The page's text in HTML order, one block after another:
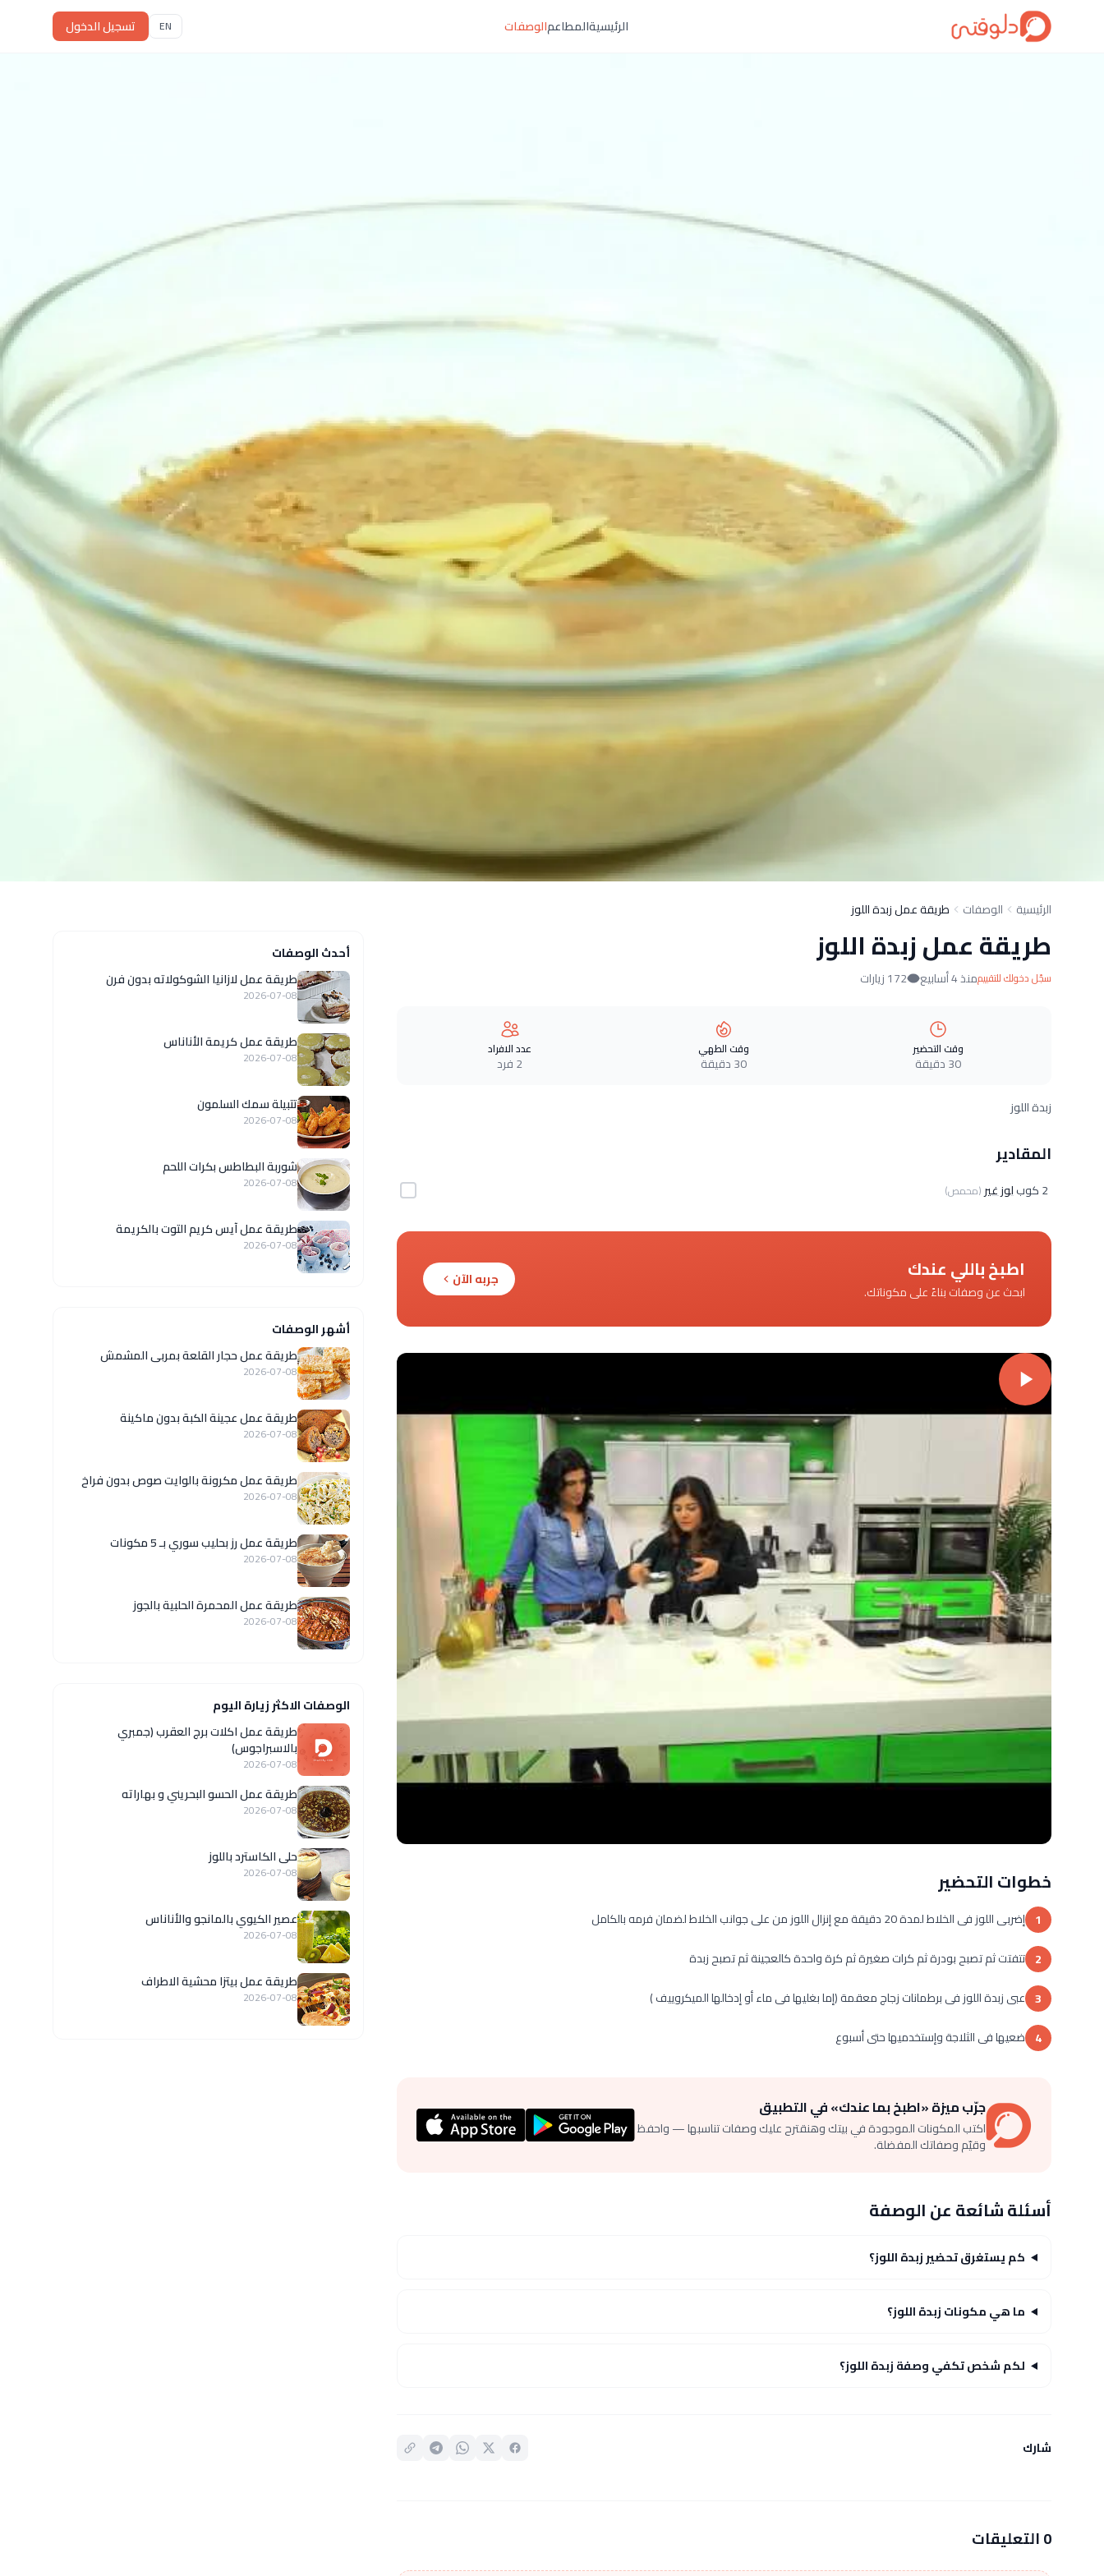
الرئيسيةالمطاعمالوصفات EN تسجيل الدخول
الرئيسية الوصفات طريقة عمل زبدة اللوز
طريقة عمل زبدة اللوز
سجّل دخولك للتقييممنذ 4 أسابيع 172 زيارات
وقت التحضير
30 دقيقة
وقت الطهي
30 دقيقة
عدد الافراد
2 فرد
زبدة اللوز
المقادير
2 كوب لوز غير (محمص)
اطبخ باللي عندك
ابحث عن وصفات بناءً على مكوناتك.
جربه الآن
خطوات التحضير
1 إضربى اللوز فى الخلاط لمدة 20 دقيقة مع إنزال اللوز من على جوانب الخلاط لضمان فرمه بالكامل
2 تتفتت ثم تصبح بودرة ثم كرات صغيرة ثم كرة واحدة كالعجينة ثم تصبح زبدة
3 عبى زبدة اللوز فى برطمانات زجاج معقمة (إما بغليها فى ماء أو إدخالها الميكروييف )
4 ضعيها فى الثلاجة وإستخدميها حتى أسبوع
جرّب ميزة «اطبخ بما عندك» في التطبيق
اكتب المكونات الموجودة في بيتك وهنقترح عليك وصفات تناسبها — واحفظ
وقيّم وصفاتك المفضلة.
أسئلة شائعة عن الوصفة
كم يستغرق تحضير زبدة اللوز؟
ما هي مكونات زبدة اللوز؟
لكم شخص تكفي وصفة زبدة اللوز؟
شارك
0 التعليقات
أحدث الوصفات
طريقة عمل لازانيا الشوكولاته بدون فرن
2026-07-08
طريقة عمل كريمة الأناناس
2026-07-08
تتبيلة سمك السلمون
2026-07-08
شوربة البطاطس بكرات اللحم
2026-07-08
طريقة عمل آيس كريم التوت بالكريمة
2026-07-08
أشهر الوصفات
طريقة عمل حجار القلعة بمربى المشمش
2026-07-08
طريقة عمل عجينة الكبة بدون ماكينة
2026-07-08
طريقة عمل مكرونة بالوايت صوص بدون فراخ
2026-07-08
طريقة عمل رز بحليب سوري بـ 5 مكونات
2026-07-08
طريقة عمل المحمرة الحلبية بالجوز
2026-07-08
الوصفات الاكثر زيارة اليوم
طريقة عمل اكلات برج العقرب (جمبري
بالاسبراجوس)
2026-07-08
طريقة عمل الحسو البحريني و بهاراته
2026-07-08
حلى الكاسترد باللوز
2026-07-08
عصير الكيوي بالمانجو والأناناس
2026-07-08
طريقة عمل بيتزا محشية الاطراف
2026-07-08